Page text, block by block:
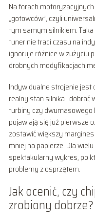
Na forach
„gotowców”, czyli
tym samym silnikiem.
tuner nie traci czasu na
ignoruje różnice w zużyciu
drobnych modyfikacjach
Indywidualne strojenie jest
realny stan silnika i dobrać
turbiny czy dwumasowego
pojawiają się już pierwsze
zostawić większy
mniej na papierze. Dla
spektakularny wykres, po
problemy z osprzętem.
Jak ocenić, czy
zrobiony dobrze?